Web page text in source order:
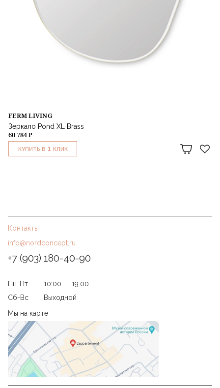
FERM LIVING
Зеркало Pond XL Brass
60 784 ₽
КУПИТЬ В 1 КЛИК
Контакты
info@nordconcept.ru
+7 (903) 180-40-90
Пн-Пт
10:00 — 19.00
Сб-Вс
Выходной
Мы на карте